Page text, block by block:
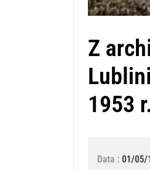
Z
1953
Data : 01/05/